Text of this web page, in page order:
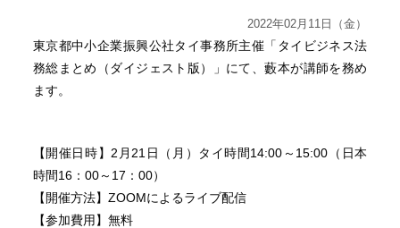
2022年02月11日（金）
東京都中小企業振興公社タイ事務所主催「タイビジネス法
務総まとめ（ダイジェスト版）」にて、藪本が講師を務め
ます。
【開催日時】2月21日（月）タイ時間14:00～15:00（日本
時間16：00～17：00）
【開催方法】ZOOMによるライブ配信
【参加費用】無料